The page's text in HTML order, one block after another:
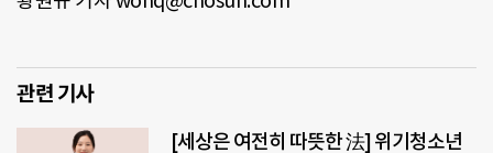
관련 기사
[세상은 여전히 따뜻한 法] 위기청소년